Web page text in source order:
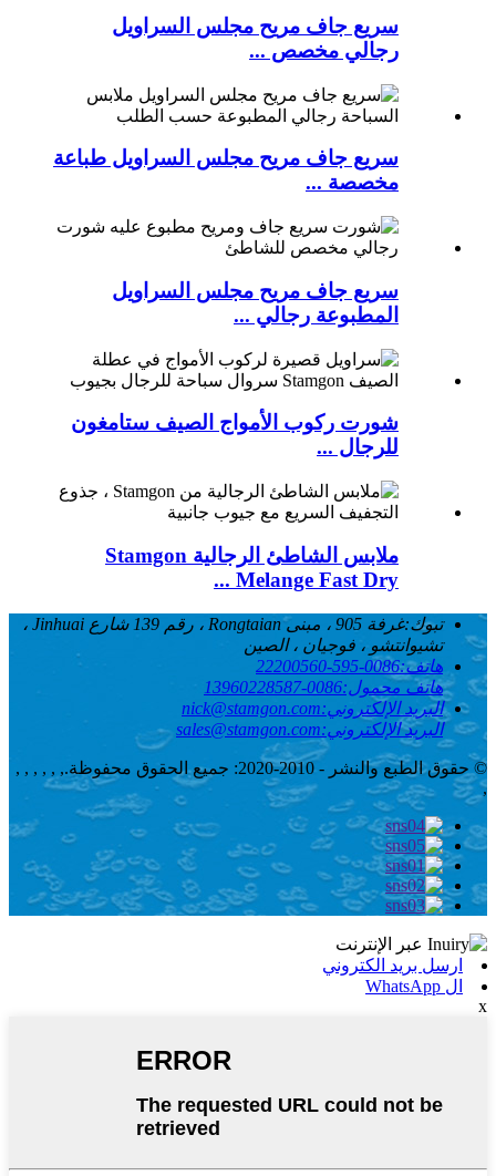
سريع جاف مريح مجلس السراويل
رجالي مخصص ...
سريع جاف مريح مجلس السراويل طباعة
مخصصة ...
سريع جاف مريح مجلس السراويل
المطبوعة رجالي ...
شورت ركوب الأمواج الصيف ستامغون
للرجال ...
ملابس الشاطئ الرجالية Stamgon
Melange Fast Dry ...
تبوك:
غرفة 905 ، مبنى Rongtaian ، رقم 139 شارع Jinhuai ،
تشيوانتشو ، فوجيان ، الصين
هاتف:0086-595-22200560
هاتف محمول:0086-13960228587
البريد الإلكتروني:nick@stamgon.com
البريد الإلكتروني:sales@stamgon.com
© حقوق الطبع والنشر - 2010-2020: جميع الحقوق محفوظة.
, , , , , ,
,
ارسل بريد الكتروني
ال WhatsApp
x